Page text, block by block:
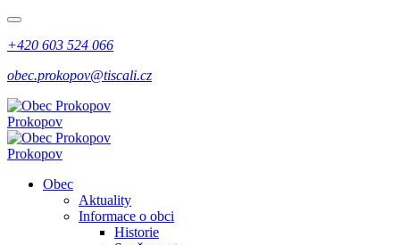
+420 603 524 066
obec.prokopov@tiscali.cz
Prokopov
Prokopov
Obec
Aktuality
Informace o obci
Historie